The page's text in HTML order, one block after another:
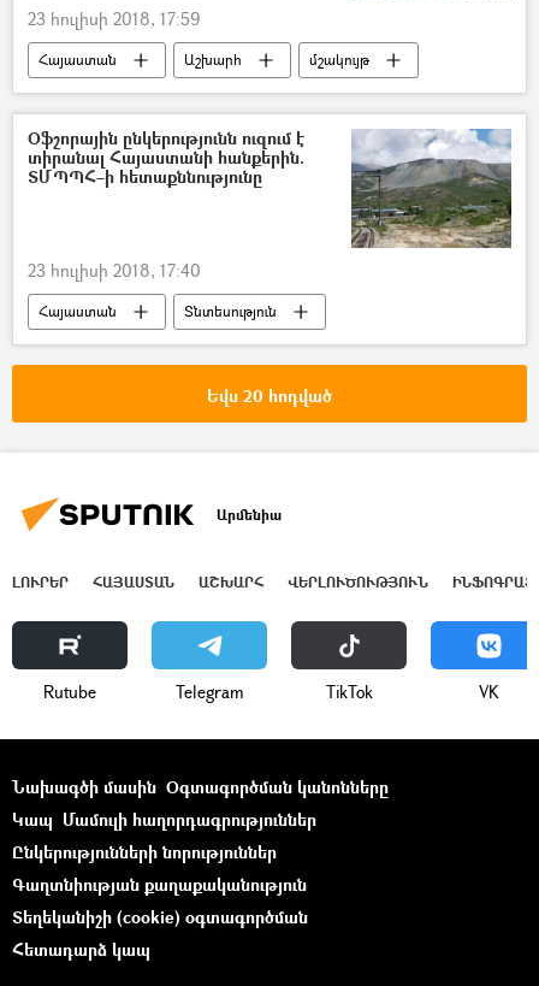
23 հուլիսի 2018, 17:59
Հայաստան Աշխարհ
մշակույթ
Ռուսաստան
Օֆշորային ընկերությունն ուզում է
տիրանալ Հայաստանի հանքերին.
ՏՄՊՊՀ–ի հետաքննությունը
23 հուլիսի 2018, 17:40
Հայաստան Տնտեսություն
Եվս 20 հոդված
Արմենիա
ԼՈՒՐԵՐ ՀԱՅԱՍՏԱՆ ԱՇԽԱՐՀ ՎԵՐԼՈՒԾՈՒԹՅՈՒՆ
Rutube Telegram ТikТоk VK
Նախագծի մասին Օգտագործման կանոնները
Կապ Մամուլի հաղորդագրություններ
Ընկերությունների նորություններ
Գաղտնիության քաղաքականություն
Տեղեկանիշի (cookie) օգտագործման
Հետադարձ կապ